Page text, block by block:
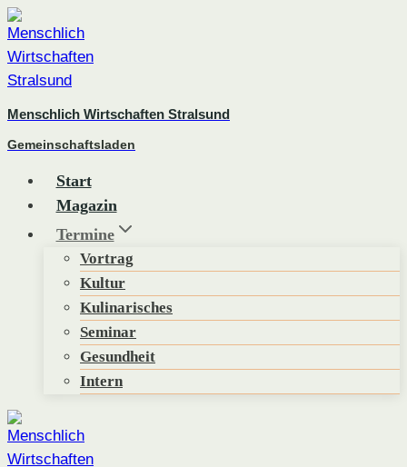
Zum
Inhalt
springen
Menschlich Wirtschaften Stralsund
Gemeinschaftsladen
Start
Magazin
Termine
Vortrag
Kultur
Kulinarisches
Seminar
Gesundheit
Intern